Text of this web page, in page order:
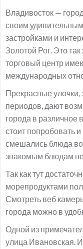
Владивосток —
своим
застройками и
Золотой Рог. Это
торговый центр
международных
Прекрасные
периодов, дают
города в
стоит попробовать
смешались блюда
знакомым блюдам
Так как тут
морепродуктами
Смотреть веб
города можно в
Одной из
улица Ивановская.